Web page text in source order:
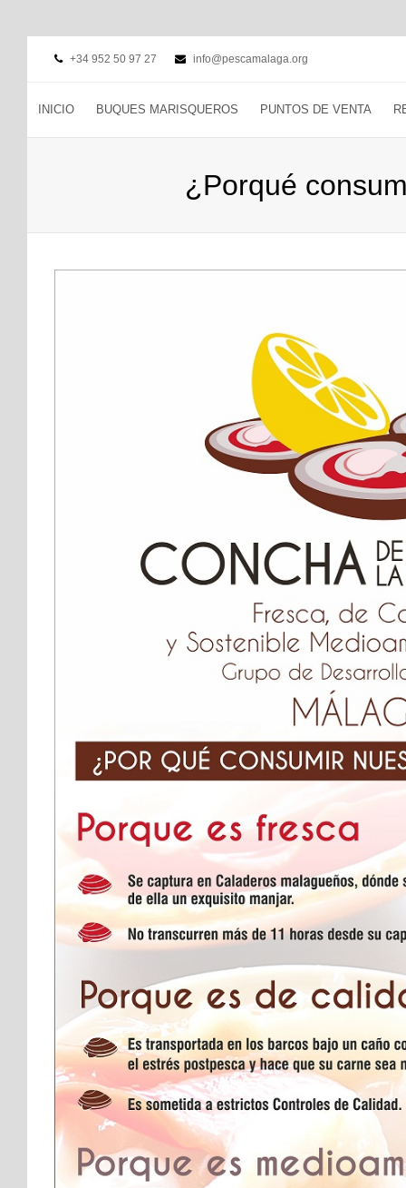
+34 952 50 97 27 info@pescamalaga.org
INICIO BUQUES MARISQUEROS PUNTOS DE VENTA
¿Porqué